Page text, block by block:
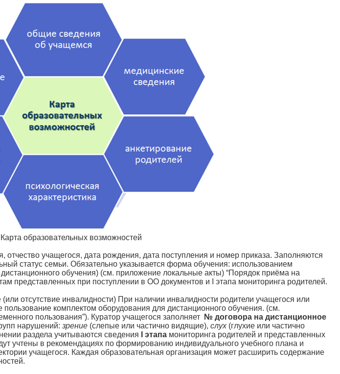
образовательных возможностей
учащегося, дата рождения, дата поступления и номер приказа. Заполняются
статус семьи. Обязательно указывается форма обучения: использованием
обучения) (см. приложение локальные акты) “Порядок приёма на
представленных при поступлении в ОО документов и I этапа мониторинга родителей.
отсутствие инвалидности) При наличии инвалидности родители учащегося или
комплектом оборудования для дистанционного обучения. (см.
пользования”). Куратор учащегося заполняет
№ договора на дистанционное
нарушений: зрение (слепые или частично видящие), слух (глухие или частично
раздела учитываются сведения I этапа мониторинга родителей и представленных
учтены в рекомендациях по формированию индивидуального учебного плана и
учащегося. Каждая образовательная организация может расширить содержание